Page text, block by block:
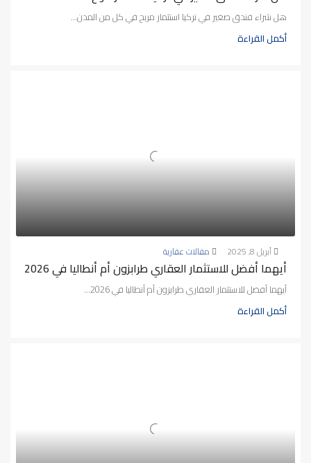
هل شراء فندق صغير في تركيا استثمار مربح في كل من المدن...
أكمل القراءة
أبريل 8, 2025 مقالات عقارية
أيهما أفضل للاستثمار العقاري طرابزون أم أنطاليا في 2026
أيهما أفضل للاستثمار العقاري طرابزون أم أنطاليا في 2026...
أكمل القراءة